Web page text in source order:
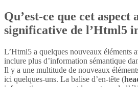
Qu’est-ce que cet aspect
significative de l’Html5
L’Html5 a quelques nouveaux éléments
inclure plus d’information sémantique
Il y a une multitude de nouveaux
ici quelques-uns. La balise d’en-tête (